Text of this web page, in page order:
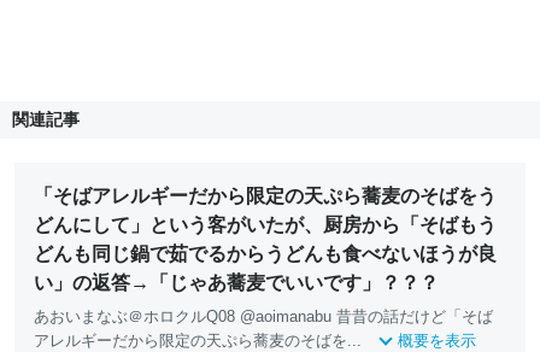
関連記事
「そばアレルギーだから限定の天ぷら蕎麦のそばをう
どんにして」という客がいたが、厨房から「そばもう
どんも同じ鍋で茹でるからうどんも食べないほうが良
い」の返答→「じゃあ蕎麦でいいです」？？？
あおいまなぶ＠ホロクルQ08 @aoimanabu 昔昔の話だけど「そば
アレルギーだから限定の天ぷら蕎麦のそばを...
概要を表示